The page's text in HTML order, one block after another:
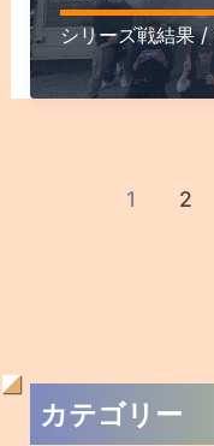
シリーズ戦結果/
1 2
カテゴリー
去